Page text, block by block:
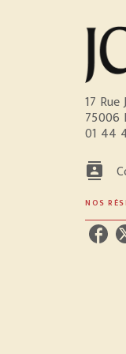
17 Rue
75006
01 44
contacts
NOS